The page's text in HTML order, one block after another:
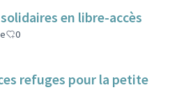
en libre-accès
0
refuges pour la petite